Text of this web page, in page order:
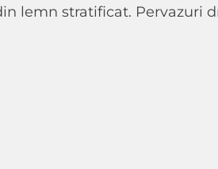
lemn stratificat. Pervazuri